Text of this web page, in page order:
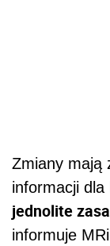
Zmiany mają
informacji
jednolite
informuje